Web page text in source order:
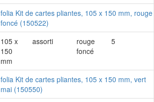
folia Kit de cartes pliantes, 105 x 150 mm, rouge
foncé (150522)
105 x
150
mm
assorti
rouge
foncé
5
folia Kit de cartes pliantes, 105 x 150 mm, vert
mai (150550)